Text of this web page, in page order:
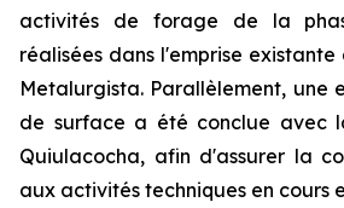
activités de forage de la
réalisées dans l'emprise existante
Metalurgista. Parallèlement, une
de surface a été conclue avec
Quiulacocha, afin d'assurer la
aux activités techniques en cours